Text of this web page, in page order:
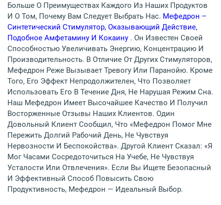
Больше О Преимуществах Каждого Из Наших Продуктов
И О Том, Почему Вам Следует Выбрать Нас. Мефедрон –
Синтетический Стимулятор, Оказывающий Действие,
Подобное Амфетамину И Кокаину . Он Известен Своей
Способностью Увеличивать Энергию, Концентрацию И
Производительность. В Отличие От Других Стимуляторов,
Мефедрон Реже Вызывает Тревогу Или Паранойю. Кроме
Того, Его Эффект Непродолжителен, Что Позволяет
Использовать Его В Течение Дня, Не Нарушая Режим Сна.
Наш Мефедрон Имеет Высочайшее Качество И Получил
Восторженные Отзывы Наших Клиентов. Один
Довольный Клиент Сообщил, Что «мефедрон Помог Мне
Пережить Долгий Рабочий День, Не Чувствуя
Нервозности И Беспокойства». Другой Клиент Сказал: «Я
Мог Часами Сосредоточиться На Учебе, Не Чувствуя
Усталости Или Отвлечения». Если Вы Ищете Безопасный
И Эффективный Способ Повысить Свою
Продуктивность, Мефедрон — Идеальный Выбор.